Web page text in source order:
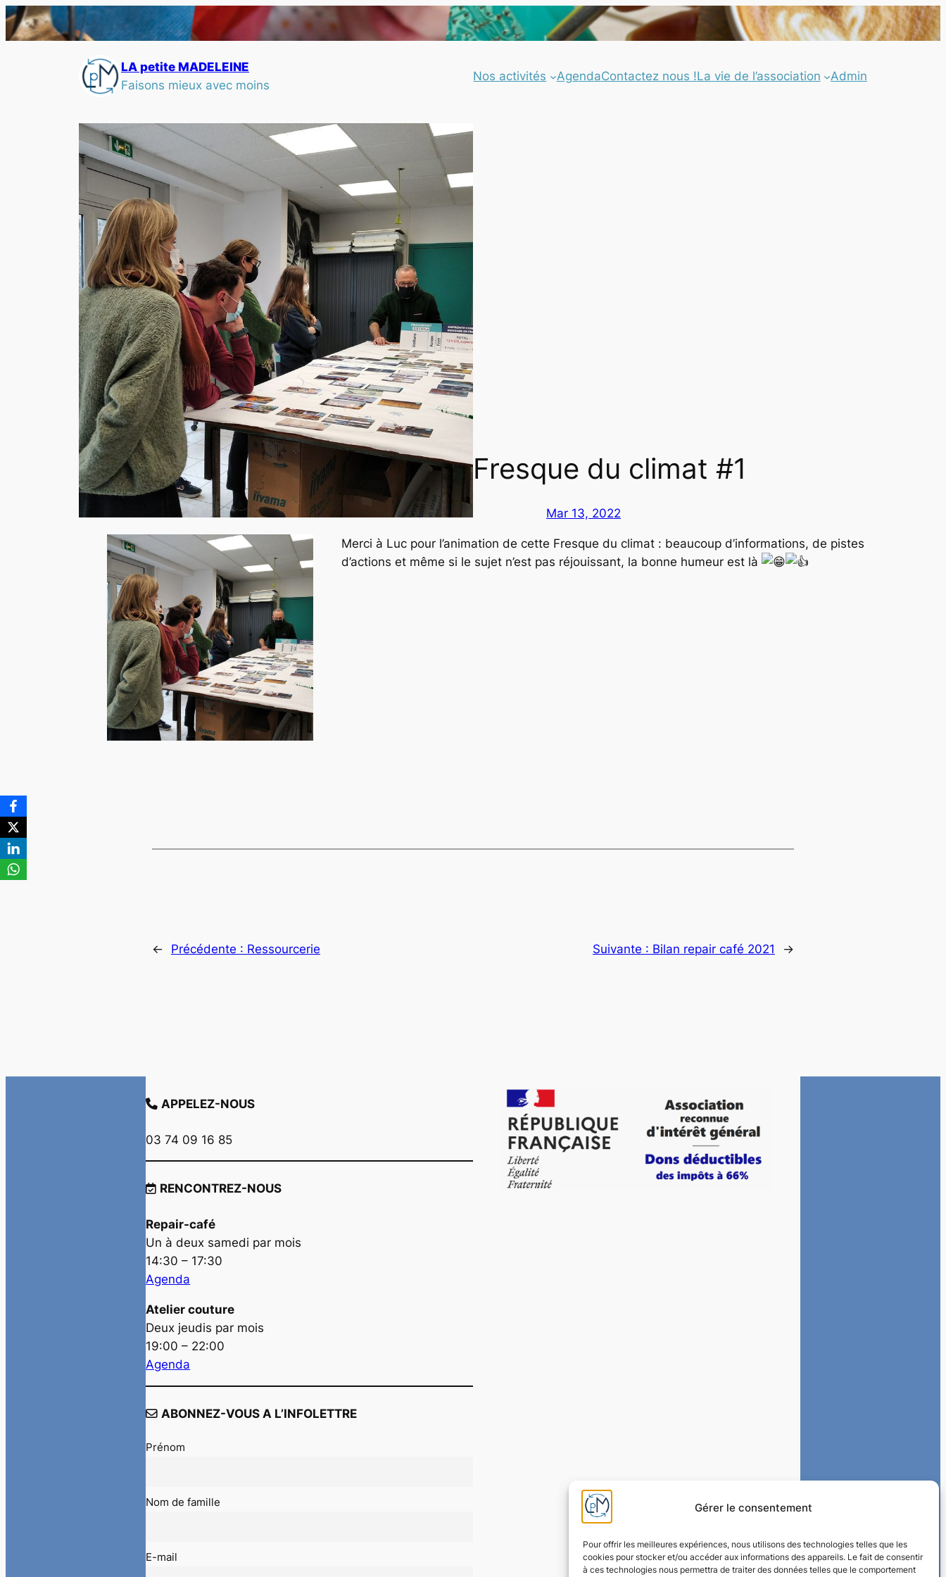
Gérer le consentement
Pour offrir les meilleures expériences, nous utilisons des technologies telles que les
cookies pour stocker et/ou accéder aux informations des appareils. Le fait de consentir
à ces technologies nous permettra de traiter des données telles que le comportement
LA petite MADELEINE
Faisons mieux avec moins
Nos activités AgendaContactez nous !La vie de l’association Admin
Fresque du climat #1
Mar 13, 2022
Merci à Luc pour l’animation de cette Fresque du climat : beaucoup d’informations, de pistes
d’actions et même si le sujet n’est pas réjouissant, la bonne humeur est là
← Précédente : Ressourcerie Suivante : Bilan repair café 2021 →
APPELEZ-NOUS
03 74 09 16 85
RENCONTREZ-NOUS
Repair-café
Un à deux samedi par mois
14:30 – 17:30
Agenda
Atelier couture
Deux jeudis par mois
19:00 – 22:00
Agenda
ABONNEZ-VOUS A L’INFOLETTRE
Prénom
Nom de famille
E-mail